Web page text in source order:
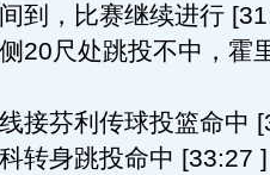
到，比赛继续进行
20尺处跳投不中，霍
接芬利传球投篮命中
转身跳投命中 [33:27 ]